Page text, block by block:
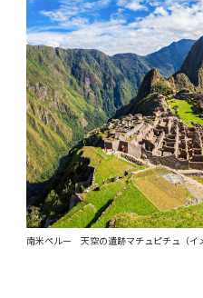
南米ペルー 天空の遺跡マチュピチュ（イ